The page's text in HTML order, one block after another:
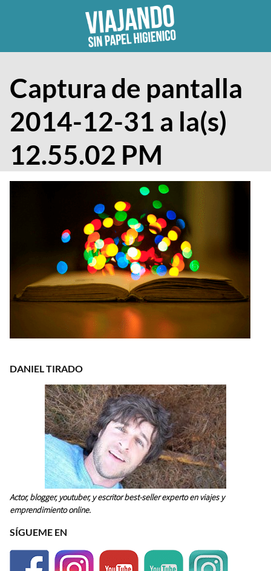
Captura de pantalla
2014-12-31 a la(s)
12.55.02 PM
DANIEL TIRADO
Actor, blogger, youtuber, y escritor best-seller experto en viajes y
emprendimiento online.
SÍGUEME EN